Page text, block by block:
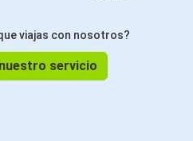
viajas con nosotros?
servicio